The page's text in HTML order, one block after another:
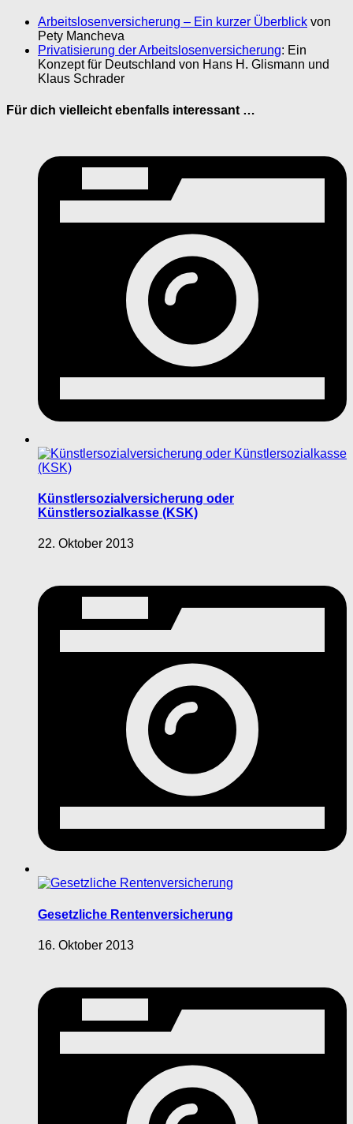
Arbeitslosenversicherung – Ein kurzer Überblick von
Pety Mancheva
Privatisierung der Arbeitslosenversicherung: Ein
Konzept für Deutschland von Hans H. Glismann und
Klaus Schrader
Für dich vielleicht ebenfalls interessant …
Künstlersozialversicherung oder
Künstlersozialkasse (KSK)
22. Oktober 2013
Gesetzliche Rentenversicherung
16. Oktober 2013